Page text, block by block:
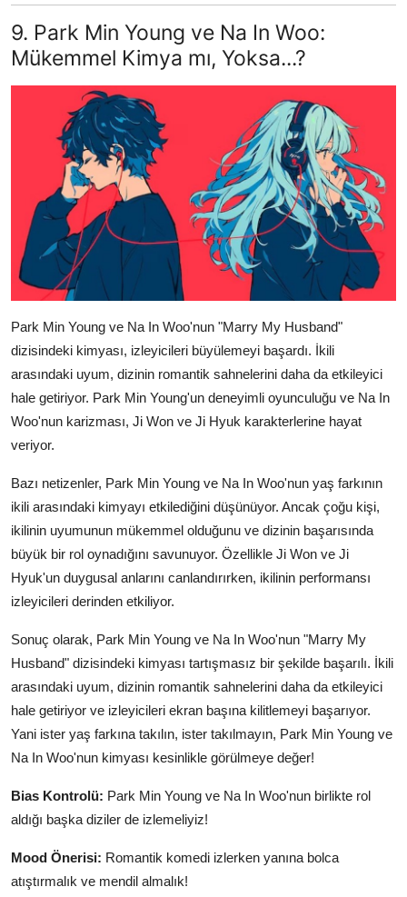
9. Park Min Young ve Na In Woo:
Mükemmel Kimya mı, Yoksa...?
Park Min Young ve Na In Woo'nun "Marry My Husband"
dizisindeki kimyası, izleyicileri büyülemeyi başardı. İkili
arasındaki uyum, dizinin romantik sahnelerini daha da etkileyici
hale getiriyor. Park Min Young'un deneyimli oyunculuğu ve Na In
Woo'nun karizması, Ji Won ve Ji Hyuk karakterlerine hayat
veriyor.
Bazı netizenler, Park Min Young ve Na In Woo'nun yaş farkının
ikili arasındaki kimyayı etkilediğini düşünüyor. Ancak çoğu kişi,
ikilinin uyumunun mükemmel olduğunu ve dizinin başarısında
büyük bir rol oynadığını savunuyor. Özellikle Ji Won ve Ji
Hyuk'un duygusal anlarını canlandırırken, ikilinin performansı
izleyicileri derinden etkiliyor.
Sonuç olarak, Park Min Young ve Na In Woo'nun "Marry My
Husband" dizisindeki kimyası tartışmasız bir şekilde başarılı. İkili
arasındaki uyum, dizinin romantik sahnelerini daha da etkileyici
hale getiriyor ve izleyicileri ekran başına kilitlemeyi başarıyor.
Yani ister yaş farkına takılın, ister takılmayın, Park Min Young ve
Na In Woo'nun kimyası kesinlikle görülmeye değer!
Bias Kontrolü: Park Min Young ve Na In Woo'nun birlikte rol
aldığı başka diziler de izlemeliyiz!
Mood Önerisi: Romantik komedi izlerken yanına bolca
atıştırmalık ve mendil almalık!